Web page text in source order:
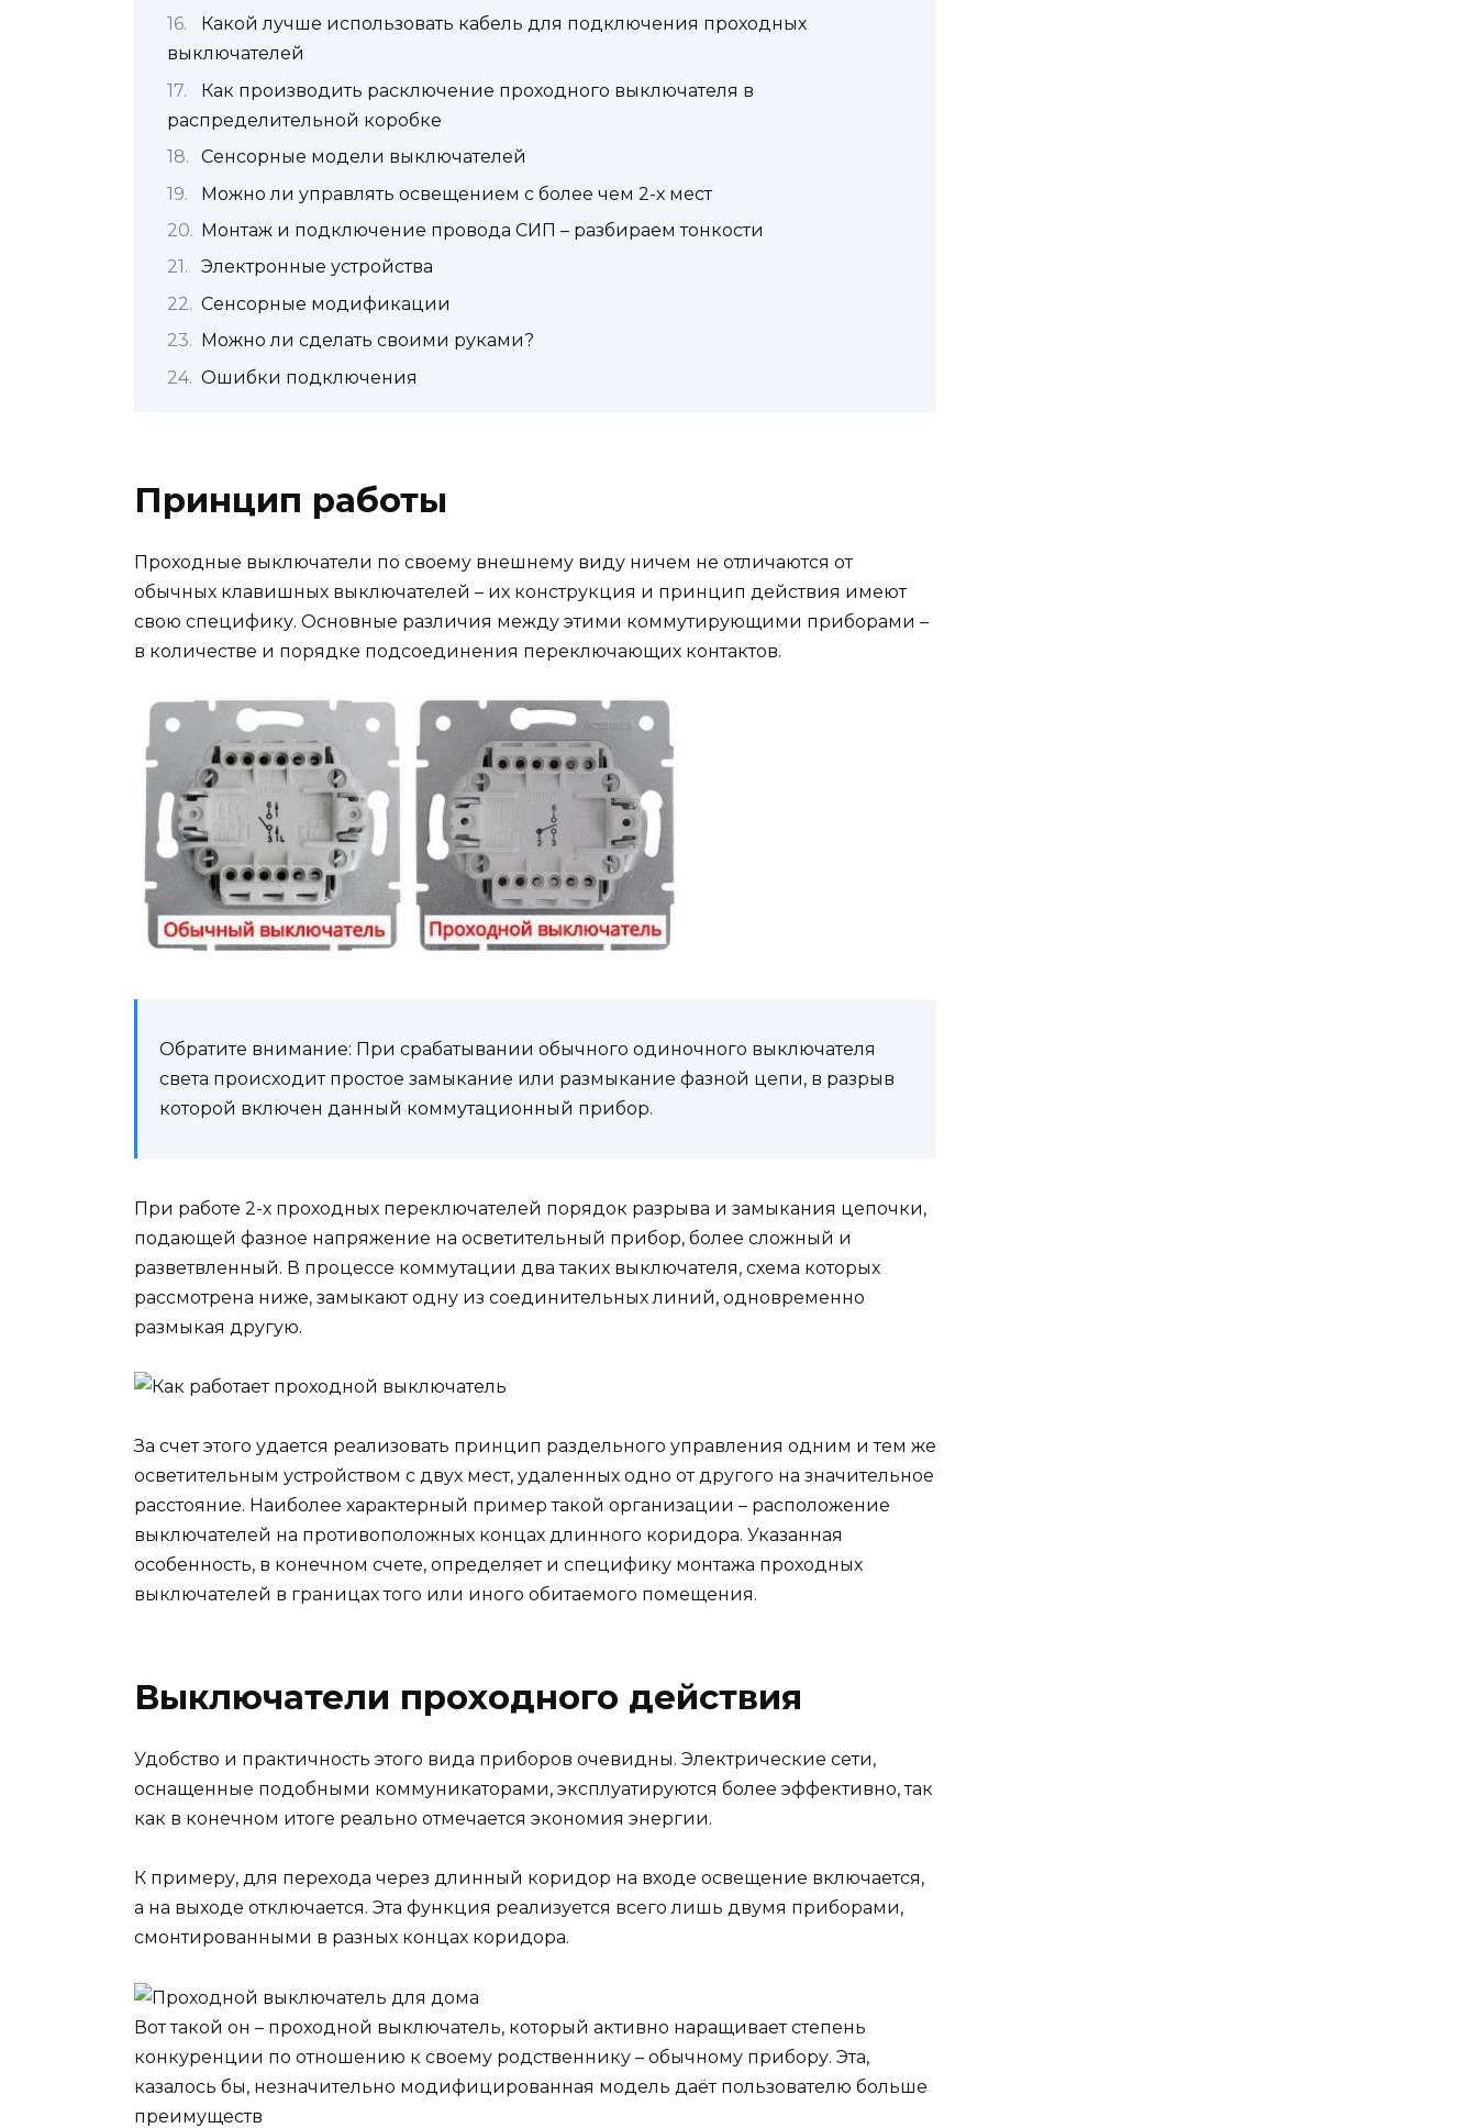
Какой лучше использовать кабель для подключения проходных
выключателей
Как производить расключение проходного выключателя в
распределительной коробке
Сенсорные модели выключателей
Можно ли управлять освещением с более чем 2-х мест
Монтаж и подключение провода СИП – разбираем тонкости
Электронные устройства
Сенсорные модификации
Можно ли сделать своими руками?
Ошибки подключения
Принцип работы
Проходные выключатели по своему внешнему виду ничем не отличаются от
обычных клавишных выключателей – их конструкция и принцип действия имеют
свою специфику. Основные различия между этими коммутирующими приборами –
в количестве и порядке подсоединения переключающих контактов.
Обратите внимание: При срабатывании обычного одиночного выключателя
света происходит простое замыкание или размыкание фазной цепи, в разрыв
которой включен данный коммутационный прибор.
При работе 2-х проходных переключателей порядок разрыва и замыкания цепочки,
подающей фазное напряжение на осветительный прибор, более сложный и
разветвленный. В процессе коммутации два таких выключателя, схема которых
рассмотрена ниже, замыкают одну из соединительных линий, одновременно
размыкая другую.
За счет этого удается реализовать принцип раздельного управления одним и тем же
осветительным устройством с двух мест, удаленных одно от другого на значительное
расстояние. Наиболее характерный пример такой организации – расположение
выключателей на противоположных концах длинного коридора. Указанная
особенность, в конечном счете, определяет и специфику монтажа проходных
выключателей в границах того или иного обитаемого помещения.
Выключатели проходного действия
Удобство и практичность этого вида приборов очевидны. Электрические сети,
оснащенные подобными коммуникаторами, эксплуатируются более эффективно, так
как в конечном итоге реально отмечается экономия энергии.
К примеру, для перехода через длинный коридор на входе освещение включается,
а на выходе отключается. Эта функция реализуется всего лишь двумя приборами,
смонтированными в разных концах коридора.
Вот такой он – проходной выключатель, который активно наращивает степень
конкуренции по отношению к своему родственнику – обычному прибору. Эта,
казалось бы, незначительно модифицированная модель даёт пользователю больше
преимуществ